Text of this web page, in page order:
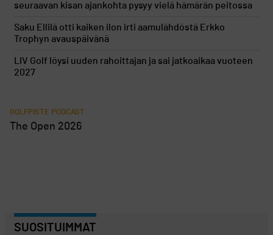
seuraavan kisan ajankohta pysyy vielä hämärän peitossa
Saku Ellilä otti kaiken ilon irti aamulähdöstä Erkko
Trophyn avauspäivänä
LIV Golf löysi uuden rahoittajan ja sai jatkoaikaa vuoteen
2027
GOLFPISTE PODCAST
The Open 2026
SUOSITUIMMAT